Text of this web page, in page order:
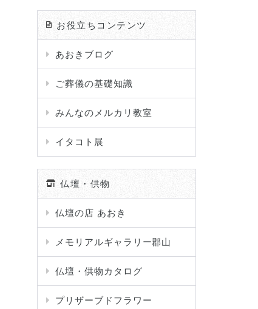
お役立ちコンテンツ
あおきブログ
ご葬儀の基礎知識
みんなのメルカリ教室
イタコト展
仏壇・供物
仏壇の店 あおき
メモリアルギャラリー郡山
仏壇・供物カタログ
プリザーブドフラワー